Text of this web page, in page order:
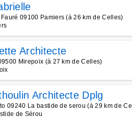
09100 Pamiers (à 26 km de Celles)
Architecte
Mirepoix (à 27 km de Celles)
Architecte Dplg
09240 La bastide de serou (à 29 km de
de Sérou